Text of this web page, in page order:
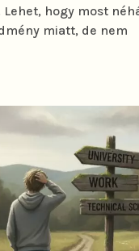
hogy most
miatt, de nem